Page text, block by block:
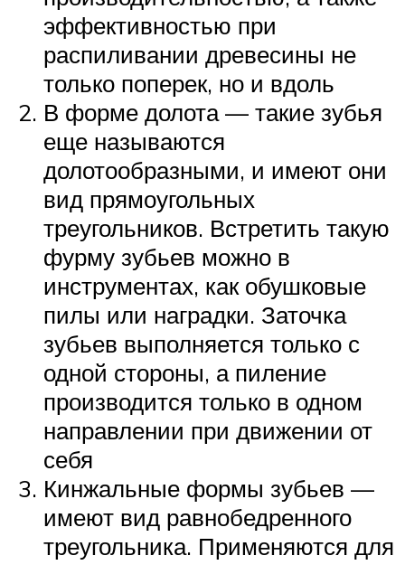
эффективностью при
распиливании древесины не
только поперек, но и вдоль
В форме долота — такие зубья
еще называются
долотообразными, и имеют они
вид прямоугольных
треугольников. Встретить такую
фурму зубьев можно в
инструментах, как обушковые
пилы или наградки. Заточка
зубьев выполняется только с
одной стороны, а пиление
производится только в одном
направлении при движении от
себя
Кинжальные формы зубьев —
имеют вид равнобедренного
треугольника. Применяются для